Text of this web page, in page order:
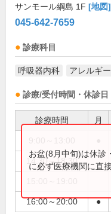
サンモール綱島 1F [地図]
045-642-7659
診療科目
呼吸器内科 アレルギ
診療/受付時間・休診日
診療時間 月
14:30～18:30
16:00～20:00 ●
お盆(8月中旬)は休診
に必ず医療機関に直